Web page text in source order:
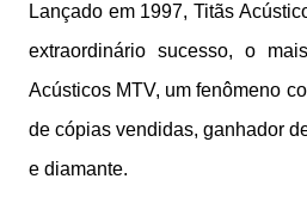
Lançado em 1997, Titãs
extraordinário sucesso, o
Acústicos MTV, um fenômeno
de cópias vendidas, ganhador
e diamante.